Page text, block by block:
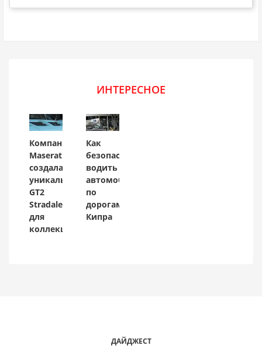
ИНТЕРЕСНОЕ
Компания
Maserati
создала
уникальный
GT2
Stradale
для
коллекционера
Как
безопасно
водить
автомобиль
по
дорогам
Кипра
ДАЙДЖЕСТ